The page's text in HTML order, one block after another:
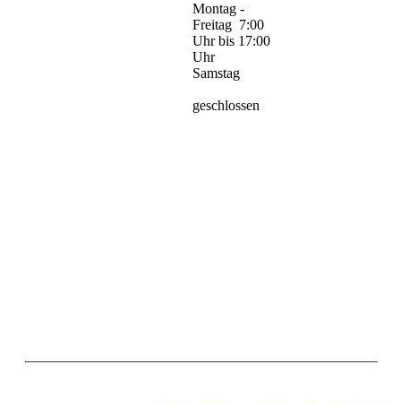
Montag -
Freitag 7:00
Uhr bis 17:00
Uhr
Samstag
geschlossen